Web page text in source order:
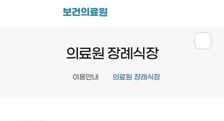
보건의료원
의료원 장례식장
이용안내 의료원 장례식장